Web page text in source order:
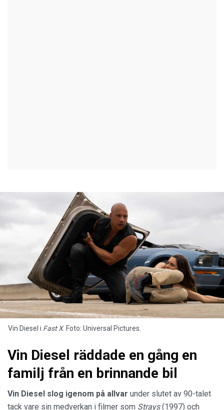
Vin Diesel i Fast X. Foto: Universal Pictures.
Vin Diesel räddade en gång en
familj från en brinnande bil
Vin Diesel slog igenom på allvar under slutet av 90-talet
tack vare sin medverkan i filmer som Strays(1997) och